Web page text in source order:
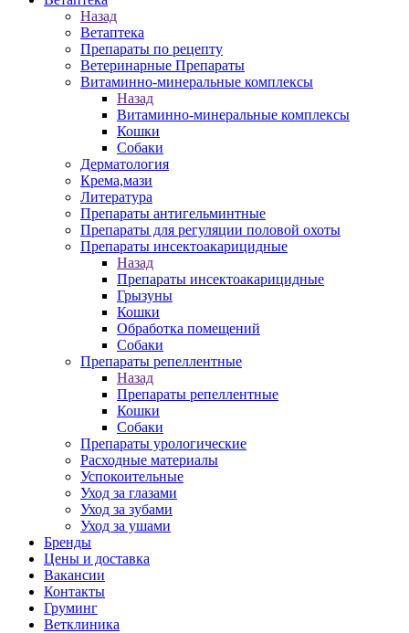
Назад
Ветаптека
Препараты по рецепту
Ветеринарные Препараты
Витаминно-минеральные комплексы
Назад
Витаминно-минеральные комплексы
Кошки
Собаки
Дерматология
Крема,мази
Литература
Препараты антигельминтные
Препараты для регуляции половой охоты
Препараты инсектоакарицидные
Назад
Препараты инсектоакарицидные
Грызуны
Кошки
Обработка помещений
Собаки
Препараты репеллентные
Назад
Препараты репеллентные
Кошки
Собаки
Препараты урологические
Расходные материалы
Успокоительные
Уход за глазами
Уход за зубами
Уход за ушами
Бренды
Цены и доставка
Вакансии
Контакты
Груминг
Ветклиника